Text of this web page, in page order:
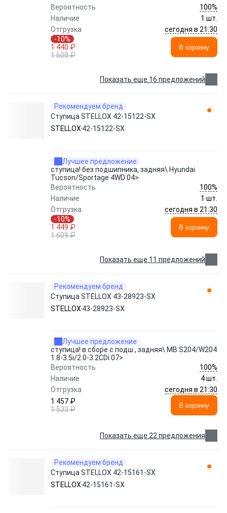
Вероятность
100%
Наличие
1 шт.
Отгрузка
сегодня в 21:30
-10%
1 440 ₽
1 600 ₽
В корзину
Показать еще 16 предложений
Рекомендуем бренд
Ступица STELLOX 42-15122-SX
STELLOX 42-15122-SX
Лучшее предложение
ступица! без подшипника, задняя\ Hyundai
Tucson/Sportage 4WD 04>
Вероятность
100%
Наличие
1 шт.
Отгрузка
сегодня в 21:30
-10%
1 449 ₽
1 609 ₽
В корзину
Показать еще 11 предложений
Рекомендуем бренд
Ступица STELLOX 43-28923-SX
STELLOX 43-28923-SX
Лучшее предложение
ступица! в сборе с подш., задняя\ MB S204/W204
1.8-3.5i/2.0-3.2CDi 07>
Вероятность
100%
Наличие
4 шт.
Отгрузка
сегодня в 21:30
1 457 ₽
1 533 ₽
В корзину
Показать еще 22 предложения
Рекомендуем бренд
Ступица STELLOX 42-15161-SX
STELLOX 42-15161-SX